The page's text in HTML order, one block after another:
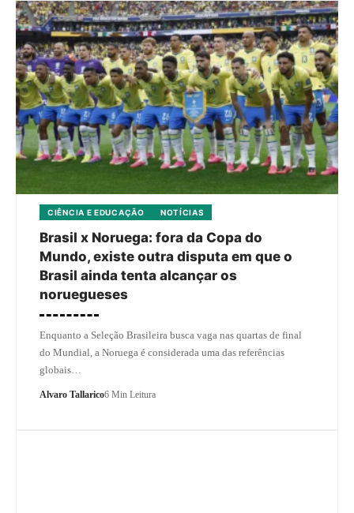
CIÊNCIA E EDUCAÇÃO NOTÍCIAS
Brasil x Noruega: fora da Copa do
Mundo, existe outra disputa em que o
Brasil ainda tenta alcançar os
noruegueses
Enquanto a Seleção Brasileira busca vaga nas quartas de final
do Mundial, a Noruega é considerada uma das referências
globais…
Alvaro Tallarico6 Min Leitura